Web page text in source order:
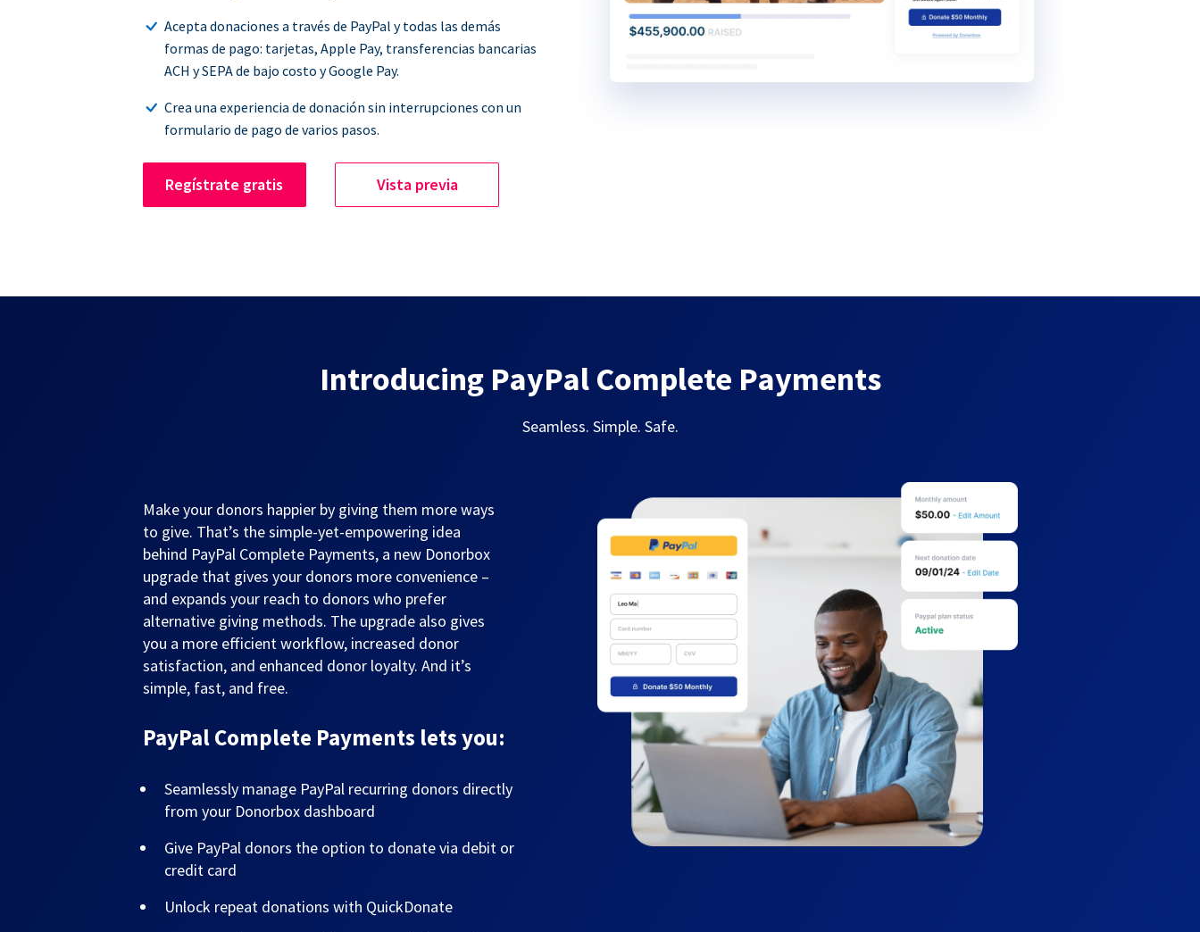
Acepta donaciones a través de PayPal y todas las demás
formas de pago: tarjetas, Apple Pay, transferencias bancarias
ACH y SEPA de bajo costo y Google Pay.
Crea una experiencia de donación sin interrupciones con un
formulario de pago de varios pasos.
Regístrate gratis Vista previa
Introducing PayPal Complete Payments
Seamless. Simple. Safe.
Make your donors happier by giving them more ways
to give. That’s the simple-yet-empowering idea
behind PayPal Complete Payments, a new Donorbox
upgrade that gives your donors more convenience –
and expands your reach to donors who prefer
alternative giving methods. The upgrade also gives
you a more efficient workflow, increased donor
satisfaction, and enhanced donor loyalty. And it’s
simple, fast, and free.
PayPal Complete Payments lets you:
Seamlessly manage PayPal recurring donors directly
from your Donorbox dashboard
Give PayPal donors the option to donate via debit or
credit card
Unlock repeat donations with QuickDonate